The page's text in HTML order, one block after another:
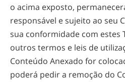
o acima exposto,
responsável e sujeito ao seu
sua conformidade com estes
outros termos e leis de
Conteúdo Anexado for
poderá pedir a remoção do